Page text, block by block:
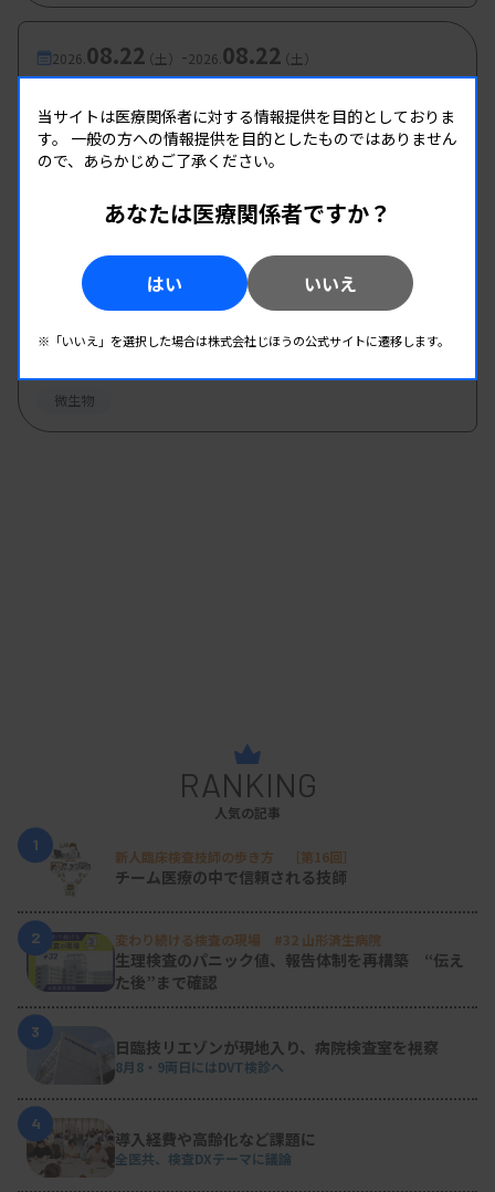
2026. 08.22（土） -2026. 08.22（土）
主催 :和歌山県臨床検査技師会
開催場所 : 和歌山県 | WEB
2026.08.22 08.22
2026年度第1回北信支部学習会
主催 :長野県臨床検査技師会
微生物
RANKING
人気の記事
1
新人臨床検査技師の歩き方 ［第16回］
チーム医療の中で信頼される技師
2 変わり続ける検査の現場 #32 山形済生病院
生理検査のパニック値、報告体制を再構築 “伝え
た後”まで確認
3
日臨技リエゾンが現地入り、病院検査室を視察
8月8・9両日にはDVT検診へ
4
導入経費や高齢化など課題に
全医共、検査DXテーマに議論
当サイトは医療関係者に対する情報提供を目的としておりま
す。 一般の方への情報提供を目的としたものではありません
ので、あらかじめご了承ください。
あなたは医療関係者ですか？
はい いいえ
※「いいえ」を選択した場合は株式会社じほうの公式サイトに遷移します。